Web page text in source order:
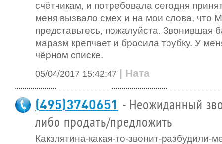
счётчикам, и потребовала сегодня
меня вызвало смех и на мои слова, что
представьтесь, пожалуйста. Звонившая
маразм крепчает и бросила трубку. У
чёрном списке.
05/04/2017 15:42:47 | Ната
(495)3740651 - Неожиданный
либо продать/предложить
Какзлятина-какая-то-звонит-разбудили-